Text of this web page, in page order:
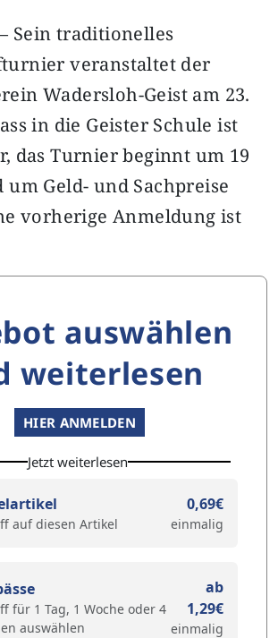
Sein traditionelles
veranstaltet der
Wadersloh-Geist am 23.
in die Geister Schule ist
das Turnier beginnt um 19
um Geld- und Sachpreise
vorherige Anmeldung ist
auswählen
weiterlesen
HIER ANMELDEN
Jetzt weiterlesen
auf diesen Artikel
0,69€
einmalig
für 1 Tag, 1 Woche oder 4
auswählen
ab
1,29€
einmalig